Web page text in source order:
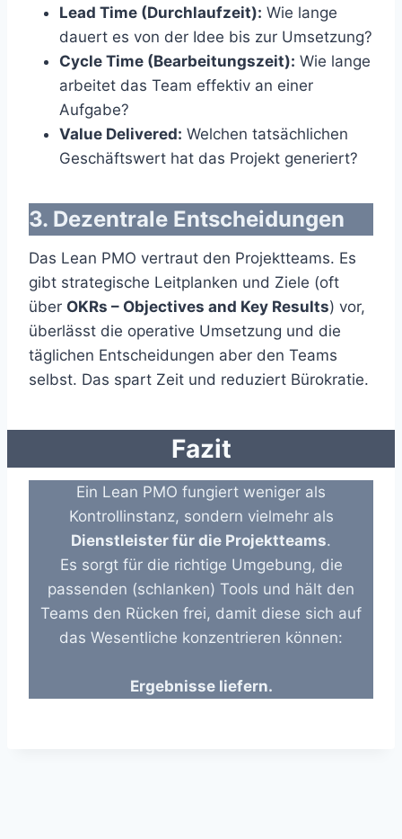
Lead Time (Durchlaufzeit): Wie lange
dauert es von der Idee bis zur Umsetzung?
Cycle Time (Bearbeitungszeit): Wie lange
arbeitet das Team effektiv an einer
Aufgabe?
Value Delivered: Welchen tatsächlichen
Geschäftswert hat das Projekt generiert?
3. Dezentrale Entscheidungen
Das Lean PMO vertraut den Projektteams. Es
gibt strategische Leitplanken und Ziele (oft
über OKRs – Objectives and Key Results) vor,
überlässt die operative Umsetzung und die
täglichen Entscheidungen aber den Teams
selbst. Das spart Zeit und reduziert Bürokratie.
Fazit
Ein Lean PMO fungiert weniger als
Kontrollinstanz, sondern vielmehr als
Dienstleister für die Projektteams.
Es sorgt für die richtige Umgebung, die
passenden (schlanken) Tools und hält den
Teams den Rücken frei, damit diese sich auf
das Wesentliche konzentrieren können:
Ergebnisse liefern.